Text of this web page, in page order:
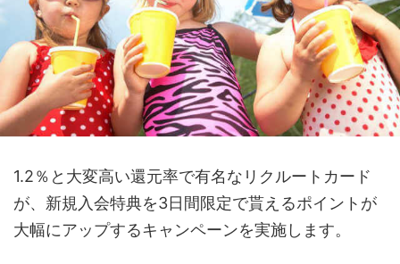
1.2％と大変高い還元率で有名なリクルートカード
が、新規入会特典を3日間限定で貰えるポイントが
大幅にアップするキャンペーンを実施します。